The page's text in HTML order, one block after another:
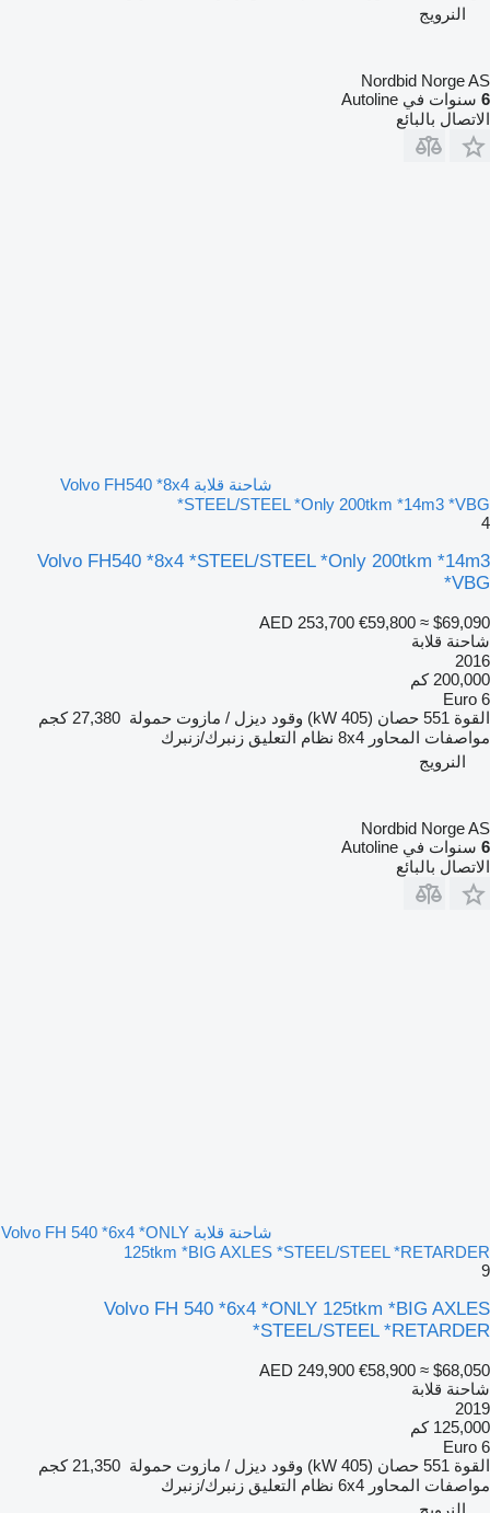
النرويج
Nordbid Norge AS
6 سنوات في Autoline
الاتصال بالبائع
شاحنة قلابة Volvo FH540 *8x4
*STEEL/STEEL *Only 200tkm *14m3 *VBG
4
Volvo FH540 *8x4 *STEEL/STEEL *Only 200tkm *14m3
*VBG
AED 253,700 €59,800 ≈ $69,090
شاحنة قلابة
2016
200,000 كم
Euro 6
القوة 551 حصان (405 kW) وقود ديزل / مازوت حمولة 27,380 كجم
مواصفات المحاور 8x4 نظام التعليق زنبرك/زنبرك
النرويج
Nordbid Norge AS
6 سنوات في Autoline
الاتصال بالبائع
شاحنة قلابة Volvo FH 540 *6x4 *ONLY
125tkm *BIG AXLES *STEEL/STEEL *RETARDER
9
Volvo FH 540 *6x4 *ONLY 125tkm *BIG AXLES
*STEEL/STEEL *RETARDER
AED 249,900 €58,900 ≈ $68,050
شاحنة قلابة
2019
125,000 كم
Euro 6
القوة 551 حصان (405 kW) وقود ديزل / مازوت حمولة 21,350 كجم
مواصفات المحاور 6x4 نظام التعليق زنبرك/زنبرك
النرويج